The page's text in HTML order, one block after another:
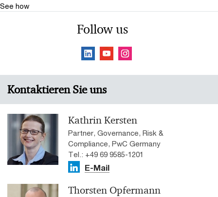
See how
Follow us
Kontaktieren Sie uns
Kathrin Kersten
Partner, Governance, Risk &
Compliance, PwC Germany
Tel.: +49 69 9585-1201
E-Mail
Thorsten Opfermann